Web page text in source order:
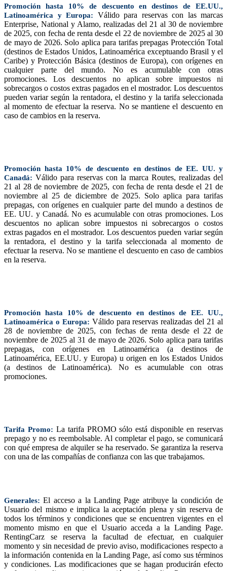
Promoción hasta 10% de descuento en destinos de EE.UU.,
Latinoamérica y Europa: Válido para reservas con las marcas
Enterprise, National y Alamo, realizadas del 21 al 30 de noviembre
de 2025, con fecha de renta desde el 22 de noviembre de 2025 al 30
de mayo de 2026. Solo aplica para tarifas prepagas Protección Total
(destinos de Estados Unidos, Latinoamérica exceptuando Brasil y el
Caribe) y Protección Básica (destinos de Europa), con orígenes en
cualquier parte del mundo. No es acumulable con otras
promociones. Los descuentos no aplican sobre impuestos ni
sobrecargos o costos extras pagados en el mostrador. Los descuentos
pueden variar según la rentadora, el destino y la tarifa seleccionada
al momento de efectuar la reserva. No se mantiene el descuento en
caso de cambios en la reserva.
Promoción hasta 10% de descuento en destinos de EE. UU. y
Canadá: Válido para reservas con la marca Routes, realizadas del
21 al 28 de noviembre de 2025, con fecha de renta desde el 21 de
noviembre al 25 de diciembre de 2025. Solo aplica para tarifas
prepagas, con orígenes en cualquier parte del mundo a destinos de
EE. UU. y Canadá. No es acumulable con otras promociones. Los
descuentos no aplican sobre impuestos ni sobrecargos o costos
extras pagados en el mostrador. Los descuentos pueden variar según
la rentadora, el destino y la tarifa seleccionada al momento de
efectuar la reserva. No se mantiene el descuento en caso de cambios
en la reserva.
Promoción hasta 10% de descuento en destinos de EE. UU.,
Latinoamérica o Europa: Válido para reservas realizadas del 21 al
28 de noviembre de 2025, con fechas de renta desde el 22 de
noviembre de 2025 al 31 de mayo de 2026. Solo aplica para tarifas
prepagas, con orígenes en Latinoamérica (a destinos de
Latinoamérica, EE.UU. y Europa) u origen en los Estados Unidos
(a destinos de Latinoamérica). No es acumulable con otras
promociones.
Tarifa Promo: La tarifa PROMO sólo está disponible en reservas
prepago y no es reembolsable. Al completar el pago, se comunicará
con qué empresa de alquiler se ha reservado. Se garantiza la reserva
con una de las compañías de confianza con las que trabajamos.
Generales: El acceso a la Landing Page atribuye la condición de
Usuario del mismo e implica la aceptación plena y sin reserva de
todos los términos y condiciones que se encuentren vigentes en el
momento mismo en que el Usuario acceda a la Landing Page.
RentingCarz se reserva la facultad de efectuar, en cualquier
momento y sin necesidad de previo aviso, modificaciones respecto a
la información contenida en la Landing Page, así como sus términos
y condiciones. Las modificaciones que se hagan producirán efecto